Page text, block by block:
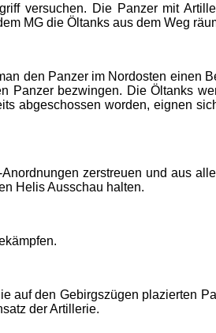
versuchen. Die Panzer mit
MG die Öltanks aus dem Weg
den Panzer im Nordosten einen
Panzer bezwingen. Die Öltanks
abgeschossen worden, eignen
zerstreuen und aus
Helis Ausschau halten.
auf den Gebirgszügen plazierten
der Artillerie.